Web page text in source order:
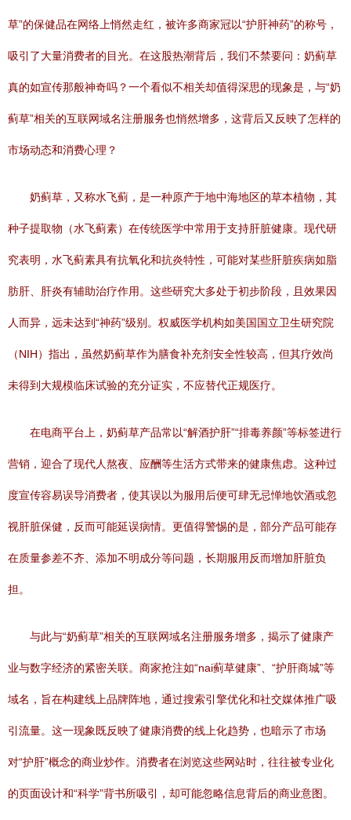
草”的保健品在网络上悄然走红，被许多商家冠以“护肝神药”的称号，
吸引了大量消费者的目光。在这股热潮背后，我们不禁要问：奶蓟草
真的如宣传那般神奇吗？一个看似不相关却值得深思的现象是，与“奶
蓟草”相关的互联网域名注册服务也悄然增多，这背后又反映了怎样的
市场动态和消费心理？
奶蓟草，又称水飞蓟，是一种原产于地中海地区的草本植物，其
种子提取物（水飞蓟素）在传统医学中常用于支持肝脏健康。现代研
究表明，水飞蓟素具有抗氧化和抗炎特性，可能对某些肝脏疾病如脂
肪肝、肝炎有辅助治疗作用。这些研究大多处于初步阶段，且效果因
人而异，远未达到“神药”级别。权威医学机构如美国国立卫生研究院
（NIH）指出，虽然奶蓟草作为膳食补充剂安全性较高，但其疗效尚
未得到大规模临床试验的充分证实，不应替代正规医疗。
在电商平台上，奶蓟草产品常以“解酒护肝”“排毒养颜”等标签进行
营销，迎合了现代人熬夜、应酬等生活方式带来的健康焦虑。这种过
度宣传容易误导消费者，使其误以为服用后便可肆无忌惮地饮酒或忽
视肝脏保健，反而可能延误病情。更值得警惕的是，部分产品可能存
在质量参差不齐、添加不明成分等问题，长期服用反而增加肝脏负
担。
与此与“奶蓟草”相关的互联网域名注册服务增多，揭示了健康产
业与数字经济的紧密关联。商家抢注如“nai蓟草健康”、“护肝商城”等
域名，旨在构建线上品牌阵地，通过搜索引擎优化和社交媒体推广吸
引流量。这一现象既反映了健康消费的线上化趋势，也暗示了市场
对“护肝”概念的商业炒作。消费者在浏览这些网站时，往往被专业化
的页面设计和“科学”背书所吸引，却可能忽略信息背后的商业意图。